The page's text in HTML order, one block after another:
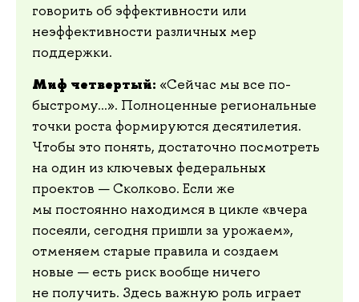
говорить об эффективности или
неэффективности различных мер
поддержки.
Миф четвертый: «Сейчас мы все по-
быстрому...». Полноценные региональные
точки роста формируются десятилетия.
Чтобы это понять, достаточно посмотреть
на один из ключевых федеральных
проектов — Сколково. Если же
мы постоянно находимся в цикле «вчера
посеяли, сегодня пришли за урожаем»,
отменяем старые правила и создаем
новые — есть риск вообще ничего
не получить. Здесь важную роль играет